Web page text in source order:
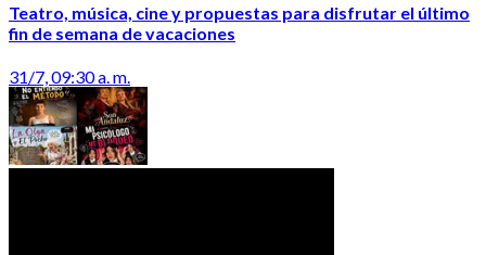
Teatro, música, cine y propuestas para disfrutar el último
fin de semana de vacaciones
31/7, 09:30 a. m.